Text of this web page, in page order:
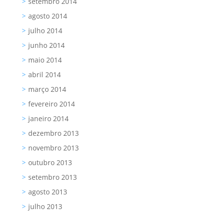
agosto 2014
julho 2014
junho 2014
maio 2014
abril 2014
março 2014
fevereiro 2014
janeiro 2014
dezembro 2013
novembro 2013
outubro 2013
setembro 2013
agosto 2013
julho 2013